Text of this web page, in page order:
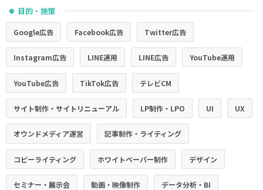
● 目的・施策
Google広告 Facebook広告 Twitter広告
Instagram広告 LINE運用 LINE広告 YouTube運用
YouTube広告 TikTok広告 テレビCM
サイト制作・サイトリニューアル LP制作・LPO UI UX
オウンドメディア運営 記事制作・ライティング
コピーライティング ホワイトペーパー制作 デザイン
セミナー・展示会 動画・映像制作 データ分析・BI